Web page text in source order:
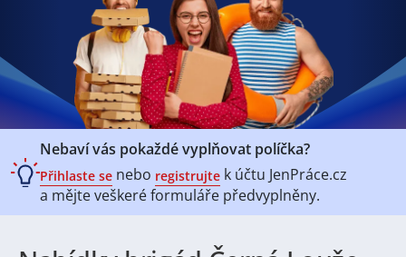
Nebaví vás pokaždé vyplňovat políčka?
Přihlaste se nebo registrujte k účtu JenPráce.cz
a mějte veškeréformuláře předvyplněny.